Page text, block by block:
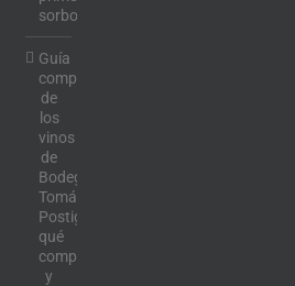
sorbo
Guía
completa
de
los
vinos
de
Bodega
Tomás
Postigo:
qué
comprar
y